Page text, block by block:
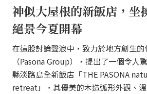
神似大屋根的新飯店，坐
絕景今夏開幕
在這股討論聲浪中，致力於地方創生
（Pasona Group），提出了一個令人
縣淡路島全新飯店「THE PASONA
retreat」，其優美的木造弧形外觀、